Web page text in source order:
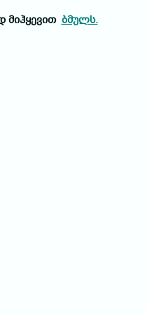
მიჰყევით ბმულს.